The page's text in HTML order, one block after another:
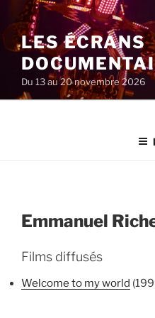
au
contenu
principal
LES ÉCRANS
Du 13 au 20 novembre 2026
Emmanuel
Films diffusés
Welcome to my world